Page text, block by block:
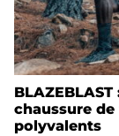
chaussure
polyvalents